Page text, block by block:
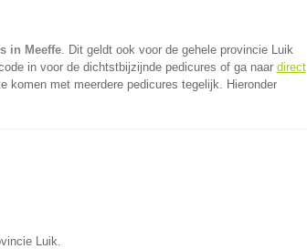
in Meeffe. Dit geldt ook voor de gehele provincie Luik
in voor de dichtstbijzijnde pedicures of ga naar direct
komen met meerdere pedicures tegelijk. Hieronder
Luik.